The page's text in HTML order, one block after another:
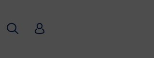
HľadaťHiPP Babyclub